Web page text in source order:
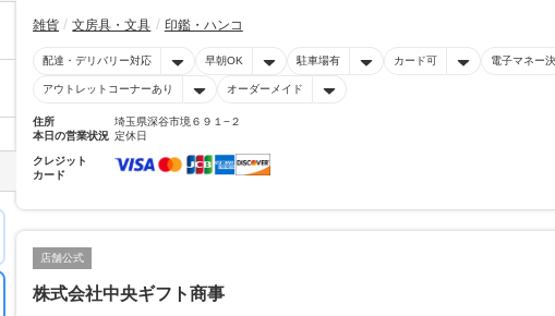
雑貨 文房具・文具 印鑑・ハンコ
配達・デリバリー対応 早朝OK 駐車場有 カード可 電子マネー
アウトレットコーナーあり オーダーメイド
住所
埼玉県深谷市境６９１−２
本日の営業状況 定休日
クレジット
カード
店舗公式
株式会社中央ギフト商事